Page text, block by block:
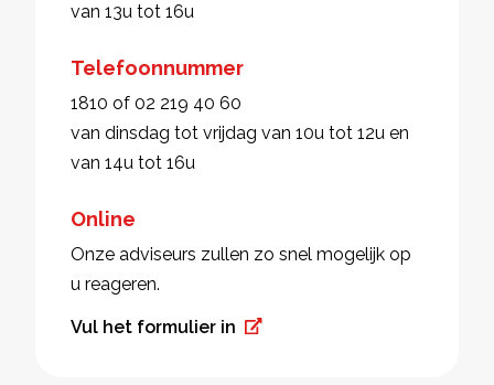
van 13u tot 16u
Telefoonnummer
1810 of 02 219 40 60
van dinsdag tot vrijdag van 10u tot 12u en
van 14u tot 16u
Online
Onze adviseurs zullen zo snel mogelijk op
u reageren.
Vul het formulier in